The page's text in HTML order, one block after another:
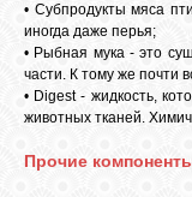
• Субпродукты мяса
иногда даже перья;
• Рыбная мука - это
части. К тому же почти
• Digest - жидкость,
животных тканей.
Прочие компонен